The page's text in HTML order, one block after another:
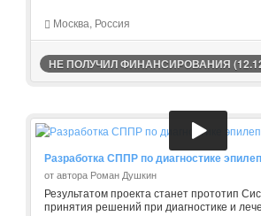
Москва, Россия
НЕ ПОЛУЧИЛ ФИНАНСИРОВАНИЯ
Разработка СППР по диагностике
от автора Роман Душкин
Результатом проекта станет прототип
принятия решений при диагностике и